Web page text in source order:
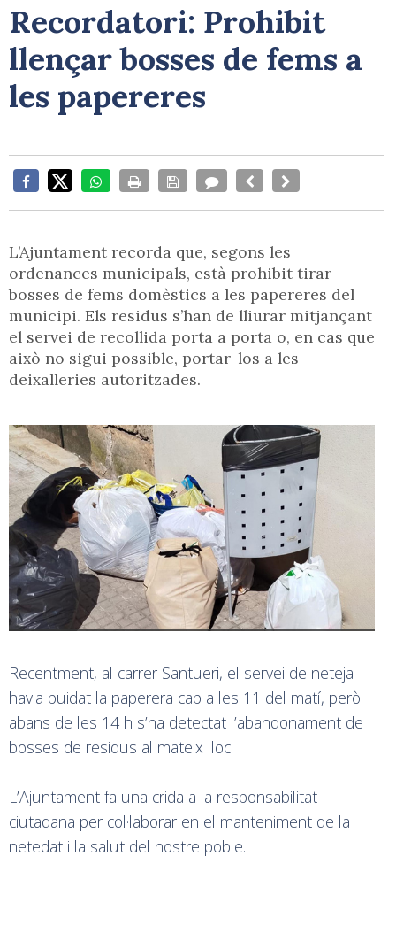
Recordatori: Prohibit
llençar bosses de fems a
les papereres
L’Ajuntament recorda que, segons les
ordenances municipals, està prohibit tirar
bosses de fems domèstics a les papereres del
municipi. Els residus s’han de lliurar mitjançant
el servei de recollida porta a porta o, en cas que
això no sigui possible, portar-los a les
deixalleries autoritzades.
Recentment, al carrer Santueri, el servei de neteja
havia buidat la paperera cap a les 11 del matí, però
abans de les 14 h s’ha detectat l’abandonament de
bosses de residus al mateix lloc.
L’Ajuntament fa una crida a la responsabilitat
ciutadana per col·laborar en el manteniment de la
netedat i la salut del nostre poble.